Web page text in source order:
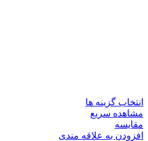
انتخاب گزینه ها
مشاهده سریع
مقایسه
افزودن به علاقه مندی